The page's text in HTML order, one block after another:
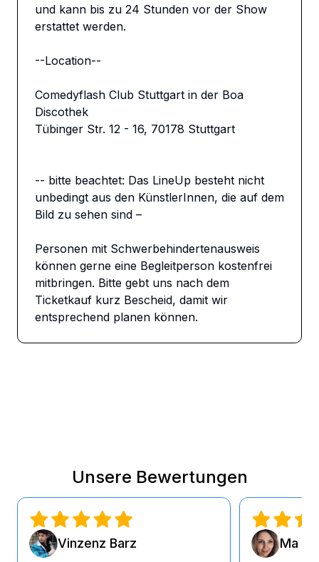
und kann bis zu 24 Stunden vor der Show
erstattet werden.
--Location--
Comedyflash Club Stuttgart in der Boa
Discothek
Tübinger Str. 12 - 16, 70178 Stuttgart
-- bitte beachtet: Das LineUp besteht nicht
unbedingt aus den KünstlerInnen, die auf dem
Bild zu sehen sind –
Personen mit Schwerbehindertenausweis
können gerne eine Begleitperson kostenfrei
mitbringen. Bitte gebt uns nach dem
Ticketkauf kurz Bescheid, damit wir
entsprechend planen können.
Unsere Bewertungen
Vinzenz Barz Ma Si